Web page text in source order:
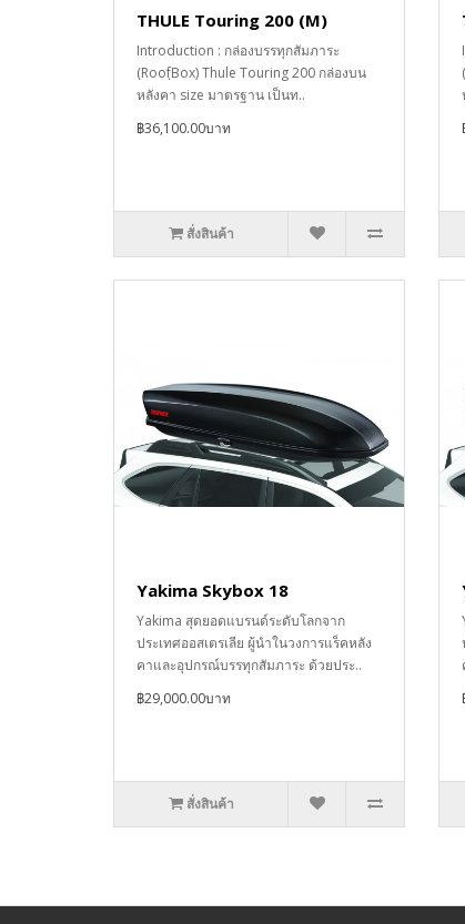
THULE Touring 200 (M)
Introduction : กล่องบรรทุกสัมภาระ
(RoofฺBox) Thule Touring 200 กล่องบน
หลังคา size มาตรฐาน เป็นท..
฿36,100.00บาท
สั่งสินค้า
Yakima Skybox 18
Yakima สุดยอดแบรนด์ระดับโลกจาก
ประเทศออสเตรเลีย ผู้นำในวงการแร็คหลัง
คาและอุปกรณ์บรรทุกสัมภาระ ด้วยประ..
฿29,000.00บาท
สั่งสินค้า